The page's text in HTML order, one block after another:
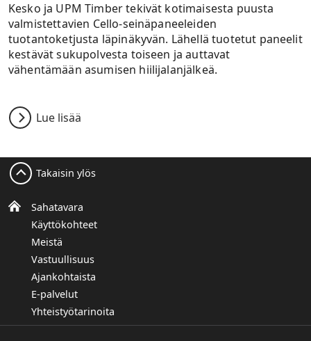
Kesko ja UPM Timber tekivät kotimaisesta puusta
valmistettavien Cello-seinäpaneeleiden
tuotantoketjusta läpinäkyvän. Lähellä tuotetut paneelit
kestävät sukupolvesta toiseen ja auttavat
vähentämään asumisen hiilijalanjälkeä.
Lue lisää
Sahatavara
Käyttökohteet
Meistä
Vastuullisuus
Ajankohtaista
E-palvelut
Yhteistyötarinoita
Takaisin ylös